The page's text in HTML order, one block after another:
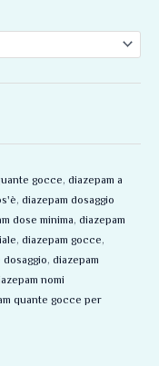
gocce, diazepam a
, diazepam dosaggio
dose minima, diazepam
, diazepam gocce,
dosaggio, diazepam
nomi
quante gocce per